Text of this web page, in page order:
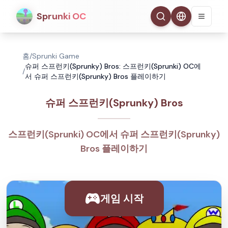
Sprunki OC
홈/Sprunki Game
/
슈퍼 스프런키(Sprunky) Bros: 스프런키(Sprunki) OC에
서 슈퍼 스프런키(Sprunky) Bros 플레이하기
슈퍼 스프런키(Sprunky) Bros
스프런키(Sprunki) OC에서 슈퍼 스프런키(Sprunky)
Bros 플레이하기
게임 시작